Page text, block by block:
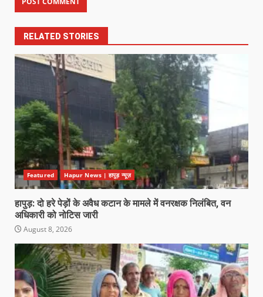
RELATED STORIES
Featured Hapur News | हापुड़ न्यूज़
हापुड़: दो हरे पेड़ों के अवैध कटान के मामले में वनरक्षक निलंबित, वन
अधिकारी को नोटिस जारी
August 8, 2026